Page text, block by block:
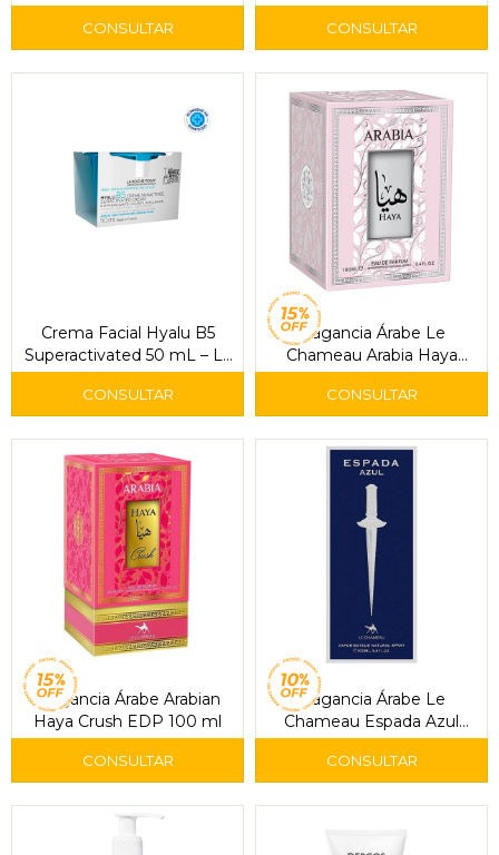
Elizabeth Arden
Roche-Posay
Crema Facial Hyalu B5
Superactivated 50 mL – La
Roche-Posay
Fragancia Árabe Le
Chameau Arabia Haya
EDP 100 ml
Fragancia Árabe Arabian
Haya Crush EDP 100 ml
Fragancia Árabe Le
Chameau Espada Azul
EDP 100 ml